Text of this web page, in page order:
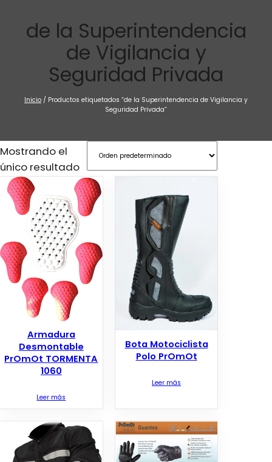
contenidode la Superintendencia
de Vigilancia y
Seguridad Privada
Inicio / Productos etiquetados “de la Superintendencia de Vigilancia y
Seguridad Privada”
Mostrando el
único resultado
Armadura
Desmontable
PrOmOt TORMENTA
1060
Leer más
Bota Motociclista
Polo PrOmOt
Leer más